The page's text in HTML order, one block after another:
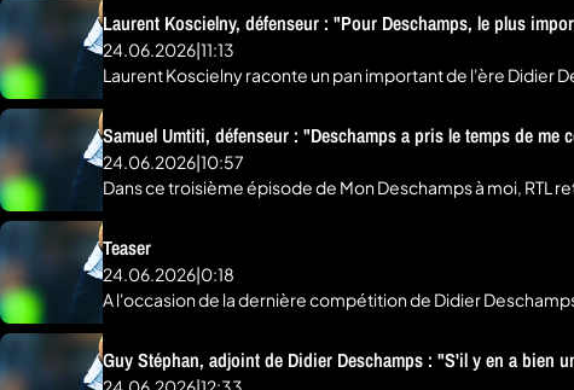
Christophe Jallet décrit la méthode Didier Deschamps : un
comme la colère du sélectionneur après une défaite en
installé son autorité chez les Bleus.
Laurent Koscielny, défenseur : "Pour Deschamps, le plus
24.06.2026|11:13
Laurent Koscielny raconte un pan important de l'ère Didier
avec une priorité constante donnée au collectif et au résultat final. Le témoignage s'attarde aussi sur un moment charnière : le barrage retour contre l'Ukraine, après la défaite
dynamique née autour des Bleus jusqu'au Mondial 2014.
comme dans les périodes plus délicates. Il revient
désillusion à domicile.
Samuel Umtiti, défenseur : "Deschamps a pris le temps de
24.06.2026|10:57
Dans ce troisième épisode de Mon Deschamps à moi, RTL
frustration, patience et bascule vers le très haut niveau international. L'épisode éclaire aussi la méthode Didier Deschamps. Umtiti décrit un sélectionneur attentif à
capable de mêler exigence, sérieux et proximité. Il raconte
Coupe du monde 2018, son témoignage montre comment
Teaser
24.06.2026|0:18
A l'occasion de la dernière compétition de Didier
Guy Stéphan, adjoint de Didier Deschamps : "S'il y en a bien